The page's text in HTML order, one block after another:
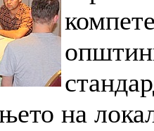
на